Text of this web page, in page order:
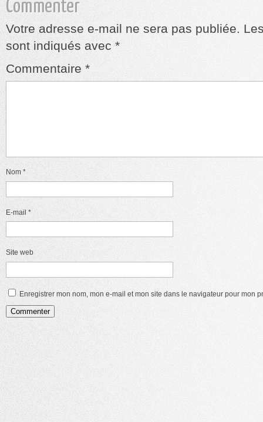
Commenter
Votre adresse e-mail ne sera pas publiée.
sont indiqués avec *
Commentaire *
Nom *
E-mail *
Site web
Enregistrer mon nom, mon e-mail et mon site dans le navigateur pour mon